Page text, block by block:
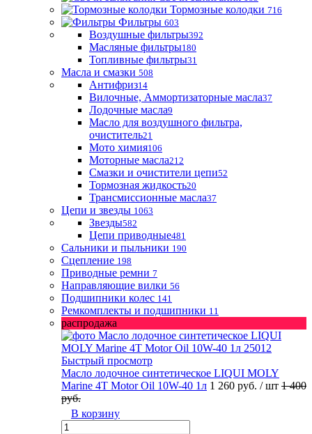
Тормозные колодки 716
Фильтры 603
Воздушные фильтры392
Масляные фильтры180
Топливные фильтры31
Масла и смазки 508
Антифриз14
Вилочные, Аммортизаторные масла37
Лодочные масла9
Масло для воздушного фильтра,
очиститель21
Мото химия106
Моторные масла212
Смазки и очистители цепи52
Тормозная жидкость20
Трансмиссионные масла37
Цепи и звезды 1063
Звезды582
Цепи приводные481
Сальники и пыльники 190
Сцепление 198
Приводные ремни 7
Направляющие вилки 56
Подшипники колес 141
Ремкомплекты и подшипники 11
распродажа
Быстрый просмотр
Масло лодочное синтетическое LIQUI MOLY
Marine 4T Motor Oil 10W-40 1л 1 260 руб. / шт 1 400
руб.
В корзину